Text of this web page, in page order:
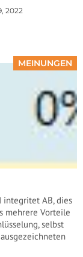
2022
MEINUNGEN
integritet AB, dies
mehrere Vorteile
selbst